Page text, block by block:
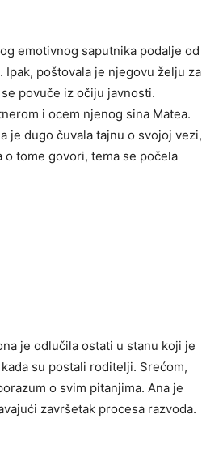
emotivnog saputnika podalje od
poštovala je njegovu želju za
povuče iz očiju javnosti.
i ocem njenog sina Matea.
je dugo čuvala tajnu o svojoj vezi,
o tome govori, tema se počela
je odlučila ostati u stanu koji je
su postali roditelji. Srećom,
o svim pitanjima. Ana je
završetak procesa razvoda.